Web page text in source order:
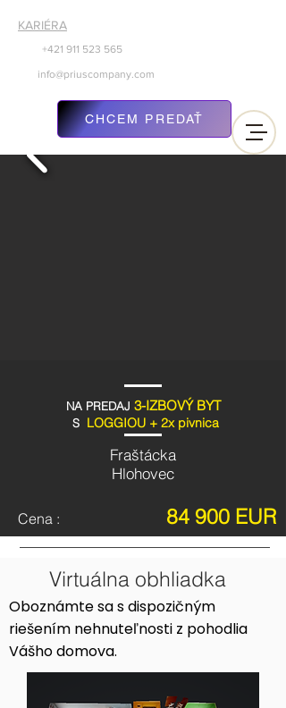
KARIÉRA
+421 911 523 565
info@priuscompany.com
CHCEM PREDAŤ
NA PREDAJ 3-IZBOVÝ BYT
S LOGGIOU + 2x pivnica
Fraštácka
Hlohovec
Cena : 84 900 EUR
Virtuálna obhliadka
Oboznámte sa s dispozičným
riešením nehnuteľnosti z pohodlia
Vášho domova.